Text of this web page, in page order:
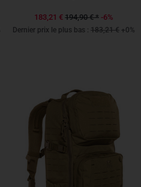
183,21 € 194,90 €* -6%
Dernier prix le plus bas : 183,21 € +0%